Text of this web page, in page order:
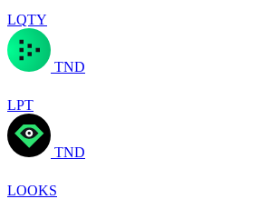
LQTY
TND
LPT
TND
LOOKS